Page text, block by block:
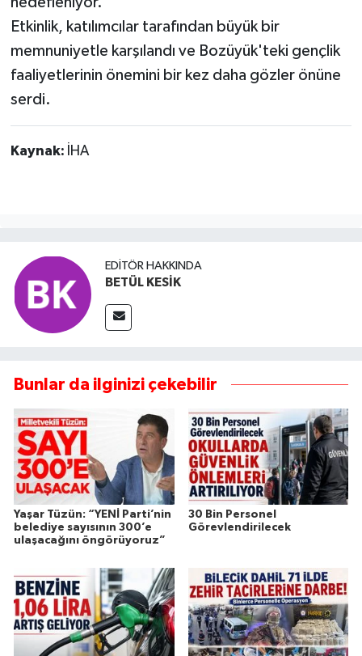
Etkinlik, katılımcılar tarafından büyük bir
memnuniyetle karşılandı ve Bozüyük'teki gençlik
faaliyetlerinin önemini bir kez daha gözler önüne
serdi.
Kaynak: İHA
EDITÖR HAKKINDA
BETÜL KESİK
Bunlar da ilginizi çekebilir
Yaşar Tüzün: “YENİ Parti’nin
belediye sayısının 300’e
ulaşacağını öngörüyoruz”
30 Bin Personel
Görevlendirilecek